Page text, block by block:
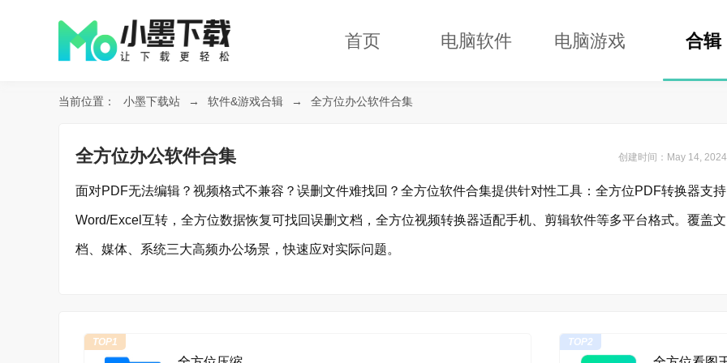
首页 电脑软件 电脑游戏 合辑
当前位置： 小墨下载站 → 软件&游戏合辑 → 全方位办公软件合集
全方位办公软件合集 创建时间：May 14, 2024
面对PDF无法编辑？视频格式不兼容？误删文件难找回？全方位软件合集提供针对性工具：全方位PDF转换器支持
Word/Excel互转，全方位数据恢复可找回误删文档，全方位视频转换器适配手机、剪辑软件等多平台格式。覆盖文
档、媒体、系统三大高频办公场景，快速应对实际问题。
TOP1 TOP2